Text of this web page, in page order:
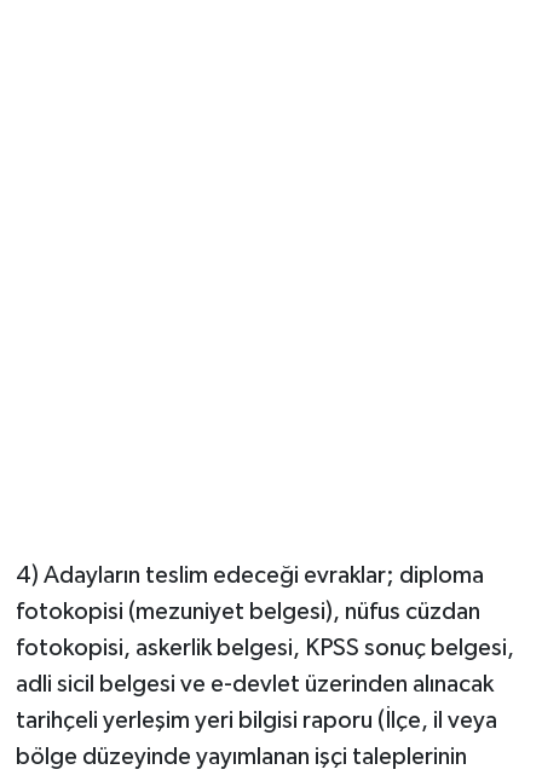
4) Adayların teslim edeceği evraklar; diploma
fotokopisi (mezuniyet belgesi), nüfus cüzdan
fotokopisi, askerlik belgesi, KPSS sonuç belgesi,
adli sicil belgesi ve e-devlet üzerinden alınacak
tarihçeli yerleşim yeri bilgisi raporu (İlçe, il veya
bölge düzeyinde yayımlanan işçi taleplerinin